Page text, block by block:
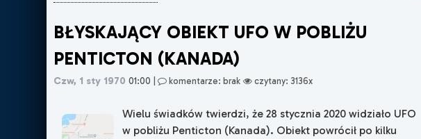
BŁYSKAJĄCY OBIEKT UFO W POBLIŻU
PENTICTON (KANADA)
Czw, 1 sty 1970 01:00 | komentarze: brak czytany: 3136x
Wielu świadków twierdzi, że 28 stycznia 2020 widziało UFO
w pobliżu Penticton (Kanada). Obiekt powrócił po kilku